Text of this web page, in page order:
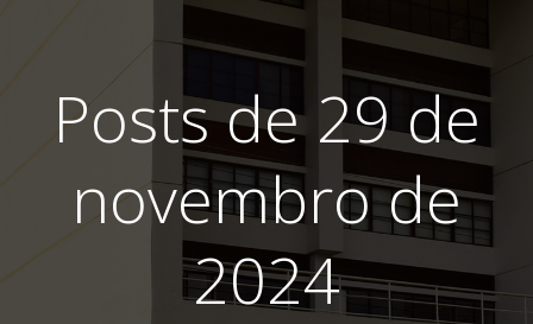
Posts de 29 de
novembro de
2024